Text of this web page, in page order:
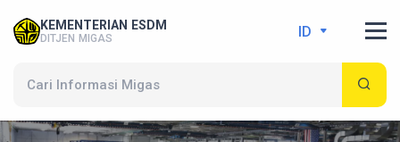
KEMENTERIAN ESDM
DITJEN MIGAS ID